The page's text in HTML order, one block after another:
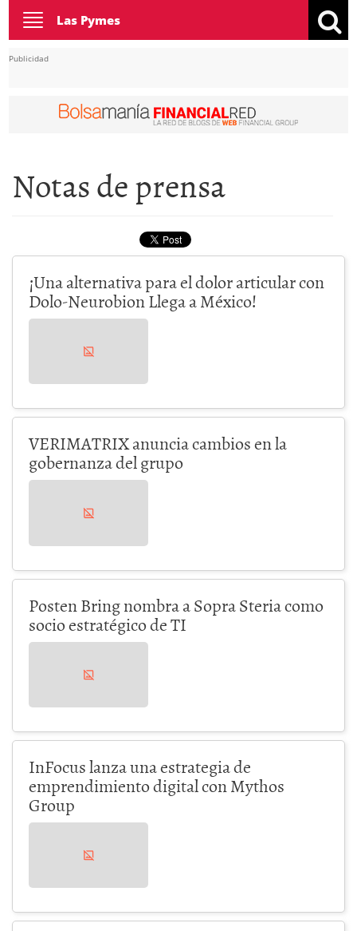
Toggle
navigation
Las Pymes
Publicidad
Notas de prensa
¡Una alternativa para el dolor articular con
Dolo-Neurobion Llega a México!
VERIMATRIX anuncia cambios en la
gobernanza del grupo
Posten Bring nombra a Sopra Steria como
socio estratégico de TI
InFocus lanza una estrategia de
emprendimiento digital con Mythos
Group